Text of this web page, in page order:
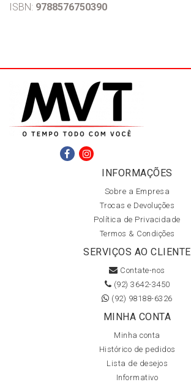
ISBN: 9788576750390
INFORMAÇÕES
Sobre a Empresa
Trocas e Devoluções
Política de Privacidade
Termos & Condições
SERVIÇOS AO CLIENTE
Contate-nos
(92) 3642-3450
(92) 98188-6326
MINHA CONTA
Minha conta
Histórico de pedidos
Lista de desejos
Informativo